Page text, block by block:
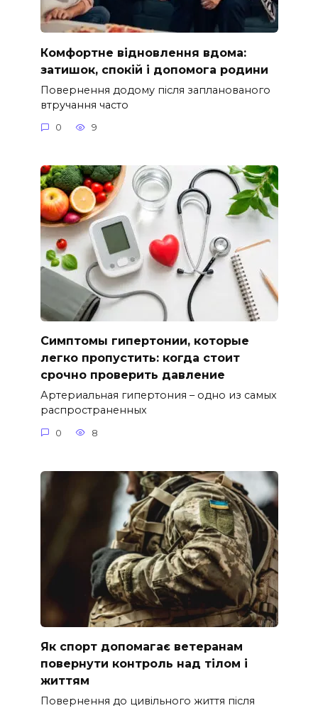
Комфортне відновлення вдома:
затишок, спокій і допомога родини
Повернення додому після запланованого
втручання часто
0 9
Симптомы гипертонии, которые
легко пропустить: когда стоит
срочно проверить давление
Артериальная гипертония – одно из самых
распространенных
0 8
Як спорт допомагає ветеранам
повернути контроль над тілом і
життям
Повернення до цивільного життя після